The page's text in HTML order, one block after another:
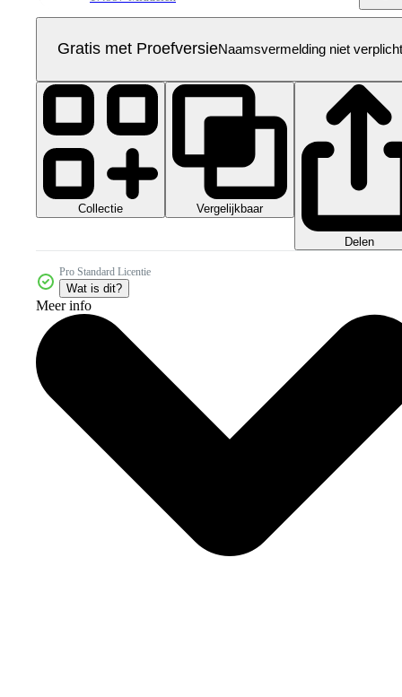
Gratis met ProefversieNaamsvermelding niet verplicht
Collectie Vergelijkbaar
Delen
Pro Standard Licentie
Wat is dit?
Meer info